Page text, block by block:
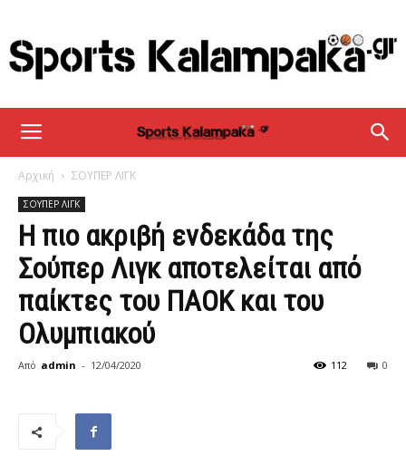
sportskalampaka
Αρχική ΣΟΥΠΕΡ ΛΙΓΚ
ΣΟΥΠΕΡ ΛΙΓΚ
Η πιο ακριβή ενδεκάδα της
Σούπερ Λιγκ αποτελείται από
παίκτες του ΠΑΟΚ και του
Ολυμπιακού
Από admin - 12/04/2020 0
112